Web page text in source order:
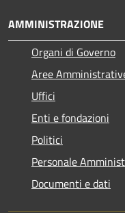
AMMINISTRAZIONE
Organi di Governo
Aree
Uffici
Enti e fondazioni
Politici
Personale
Documenti e dati